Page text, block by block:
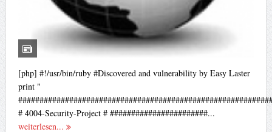
[php] #!/usr/bin/ruby #Discovered and vulnerability by Easy Laster
print "
# 4004-Security-Project # #######################...
weiterlesen...